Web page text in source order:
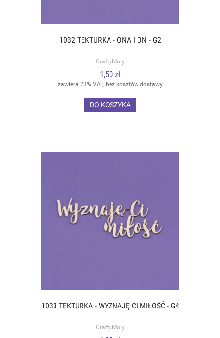
1032 TEKTURKA - ONA I ON - G2
CraftyMoly
1,50 zł
zawiera 23% VAT, bez kosztów dostawy
DO KOSZYKA
1033 TEKTURKA - WYZNAJĘ CI MIŁOŚĆ - G4
CraftyMoly